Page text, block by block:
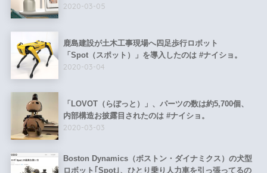
2020-03-05
鹿島建設が土木工事現場へ四足歩行ロボット
「Spot（スポット）」を導入したのは #ナイショ。
2020-03-04
「LOVOT（らぼっと）」、パーツの数は約5,700個、
内部構造お披露目されたのは #ナイショ。
2020-03-03
Boston Dynamics（ボストン・ダイナミクス）の犬型
ロボット｢Spot｣、ひとり乗り人力車を引っ張ってるの